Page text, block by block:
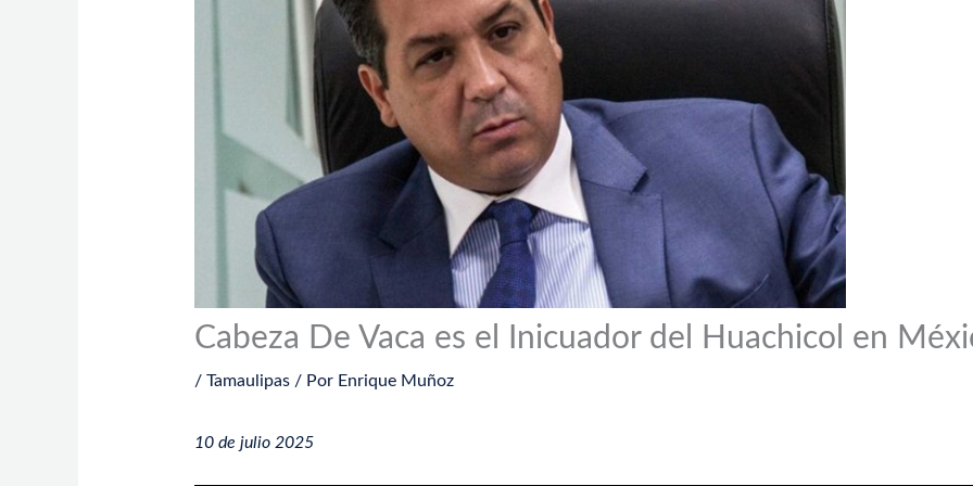
Cabeza De Vaca es el Inicuador del Huachicol en
/ Tamaulipas/ Por Enrique Muñoz
10 de julio 2025